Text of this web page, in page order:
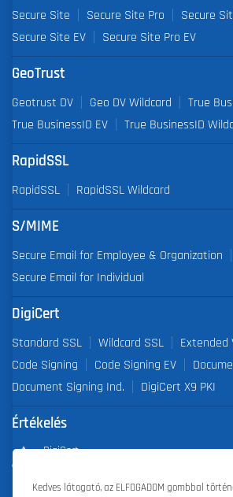
Secure Site Secure Site Pro
Secure
Secure Site EV
Secure Site Pro EV
GeoTrust
Geotrust DV Geo DV Wildcard
True
True BusinessID EV
True BusinessID
RapidSSL
RapidSSL RapidSSL Wildcard
S/MIME
Secure Email for Employee & Organization
Secure Email for Individual
DigiCert
Standard SSL Wildcard SSL
Extended
Code Signing
Code Signing EV
Document Signing Ind.
DigiCert X9 PKI
Értékelés
DigiCert
Kedves látogató, az ELFOGADOM gombbal